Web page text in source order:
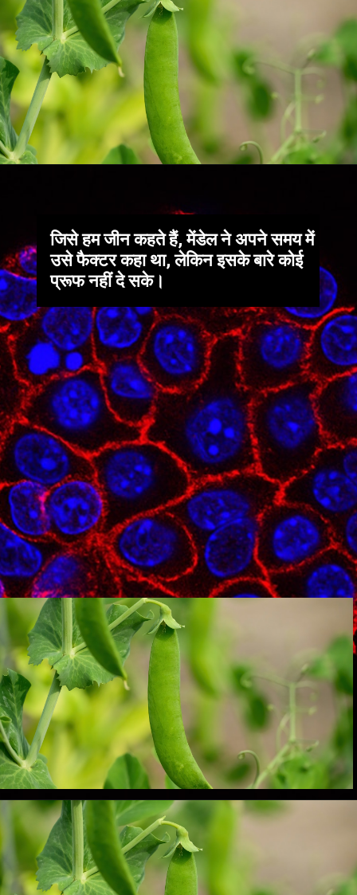
जिसे हम जीन कहते हैं, मेंडेल ने अपने समय में
उसे फैक्टर कहा था, लेकिन इसके बारे कोई
प्रूफ नहीं दे सके।